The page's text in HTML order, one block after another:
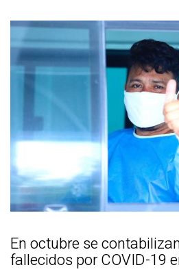
En octubre se
fallecidos por COVID-19